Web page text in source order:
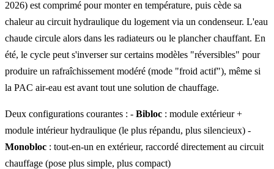
2026) est comprimé pour monter en température, puis cède sa
chaleur au circuit hydraulique du logement via un condenseur. L'eau
chaude circule alors dans les radiateurs ou le plancher chauffant. En
été, le cycle peut s'inverser sur certains modèles "réversibles" pour
produire un rafraîchissement modéré (mode "froid actif"), même si
la PAC air-eau est avant tout une solution de chauffage.
Deux configurations courantes : - Bibloc : module extérieur +
module intérieur hydraulique (le plus répandu, plus silencieux) -
Monobloc : tout-en-un en extérieur, raccordé directement au circuit
chauffage (pose plus simple, plus compact)